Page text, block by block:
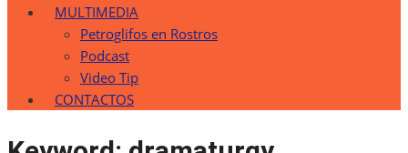
MULTIMEDIA
Petroglifos en Rostros
Podcast
Video Tip
CONTACTOS